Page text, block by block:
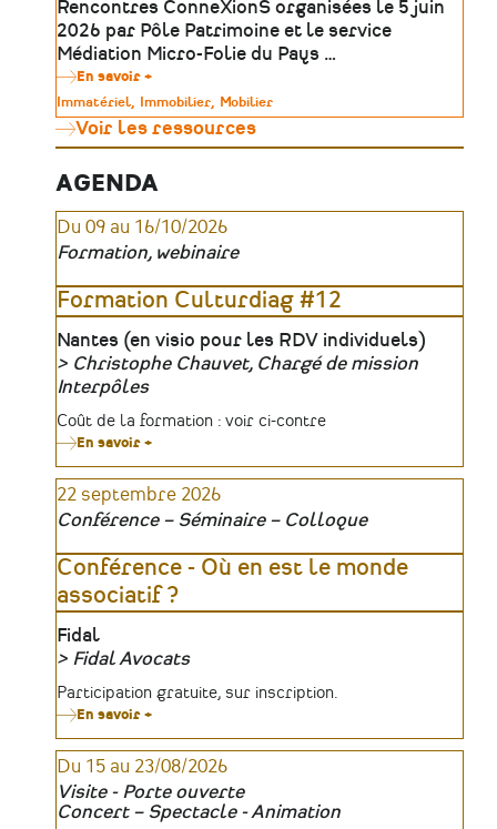
Ateliers
Rencontres ConneXionS organisées le 5 juin
2026 par Pôle Patrimoine et le service
Médiation Micro-Folie du Pays …
En savoir +
Outils
numériques
&
médiation
révéler
le
patrimoine
absent,
invisible
ou
|
Table
Type
de
patrimoine
Immatériel Immobilier Mobilier
Voir les ressources
AGENDA
Du 09 au 16/10/2026
Formation, webinaire
Formation Culturdiag #12
Lieu
Nantes (en visio pour les RDV individuels)
Organisateur
Christophe Chauvet, Chargé de mission
Interpôles
Tarifs
Coût de la formation : voir ci-contre
En savoir +
Culturdiag
#12
22 septembre 2026
Conférence – Séminaire – Colloque
Conférence - Où en est le monde
associatif ?
Lieu
Fidal
Organisateur
Fidal Avocats
Tarifs
Participation gratuite, sur inscription.
En savoir +
-
Où
est
le
Du 15 au 23/08/2026
Visite - Porte ouverte
Concert – Spectacle - Animation